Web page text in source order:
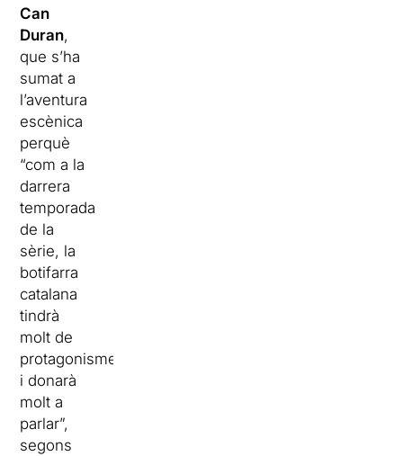
Can
Duran,
que s’ha
sumat a
l’aventura
escènica
perquè
“com a la
darrera
temporada
de la
sèrie, la
botifarra
catalana
tindrà
molt de
protagonisme
i donarà
molt a
parlar”,
segons